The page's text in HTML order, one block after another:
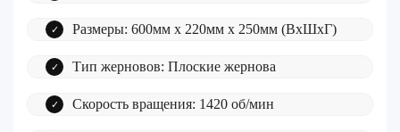
Размеры: 600мм х 220мм х 250мм (ВхШхГ)
Тип жерновов: Плоские жернова
Скорость вращения: 1420 об/мин